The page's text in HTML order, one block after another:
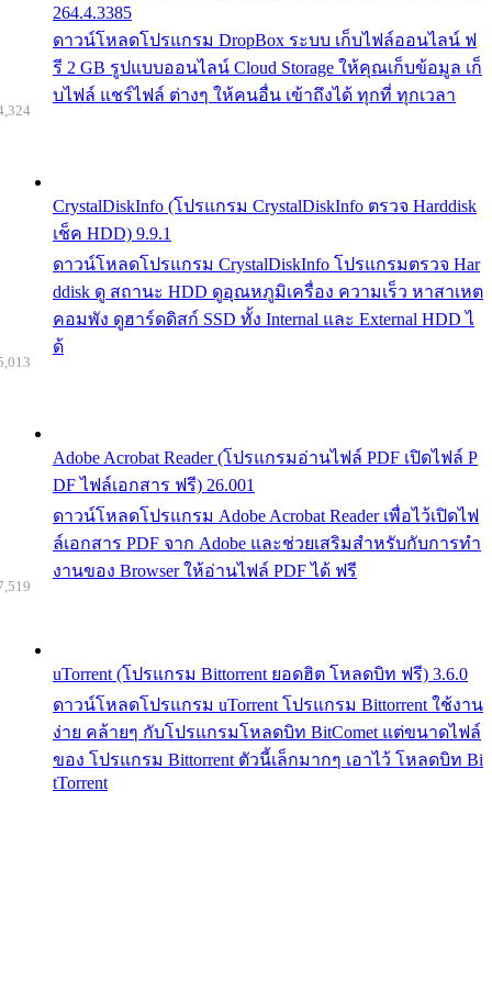
264.4.3385
ดาวน์โหลดโปรแกรม DropBox ระบบ เก็บไฟล์ออนไลน์ ฟ
รี 2 GB รูปแบบออนไลน์ Cloud Storage ให้คุณเก็บข้อมูล เก็
บไฟล์ แชร์ไฟล์ ต่างๆ ให้คนอื่น เข้าถึงได้ ทุกที่ ทุกเวลา
CrystalDiskInfo (โปรแกรม CrystalDiskInfo ตรวจ Harddisk
เช็ค HDD) 9.9.1
ดาวน์โหลดโปรแกรม CrystalDiskInfo โปรแกรมตรวจ Har
ddisk ดู สถานะ HDD ดูอุณหภูมิเครื่อง ความเร็ว หาสาเหต
คอมพัง ดูฮาร์ดดิสก์ SSD ทั้ง Internal และ External HDD ไ
ด้
Adobe Acrobat Reader (โปรแกรมอ่านไฟล์ PDF เปิดไฟล์ P
DF ไฟล์เอกสาร ฟรี) 26.001
ดาวน์โหลดโปรแกรม Adobe Acrobat Reader เพื่อไว้เปิดไฟ
ล์เอกสาร PDF จาก Adobe และช่วยเสริมสำหรับกับการทำ
งานของ Browser ให้อ่านไฟล์ PDF ได้ ฟรี
uTorrent (โปรแกรม Bittorrent ยอดฮิต โหลดบิท ฟรี) 3.6.0
ดาวน์โหลดโปรแกรม uTorrent โปรแกรม Bittorrent ใช้งาน
ง่าย คล้ายๆ กับโปรแกรมโหลดบิท BitComet แต่ขนาดไฟล์
ของ โปรแกรม Bittorrent ตัวนี้เล็กมากๆ เอาไว้ โหลดบิท Bi
tTorrent